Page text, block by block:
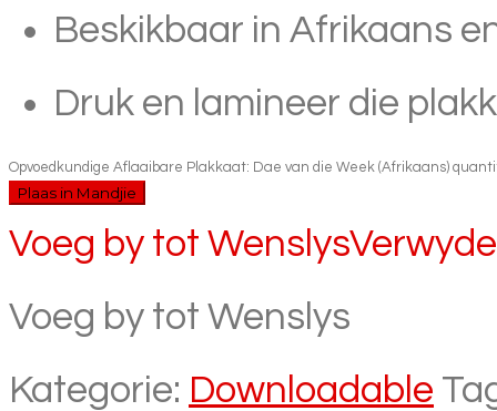
Beskikbaar in Afrikaans
Druk en lamineer die
Opvoedkundige Aflaaibare Plakkaat: Dae van die Week (Afrikaans)
Plaas in Mandjie
Voeg by tot Wenslys
Voeg by tot Wenslys
Kategorie: Downloadable